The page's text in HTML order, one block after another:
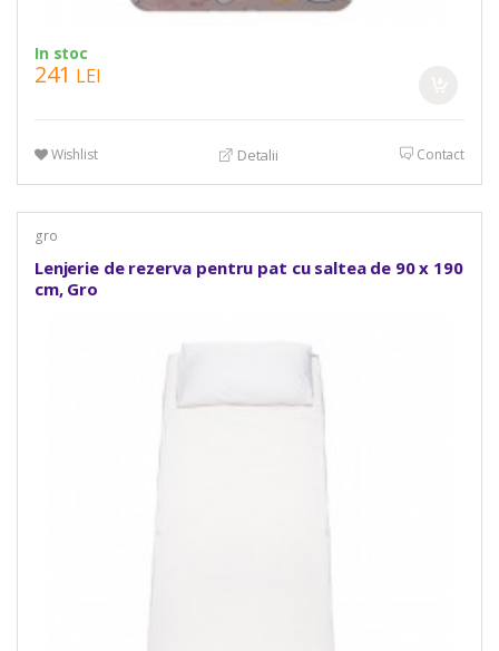
In stoc
241 LEI
Wishlist Detalii Contact
gro
Lenjerie de rezerva pentru pat cu saltea de 90 x 190
cm, Gro